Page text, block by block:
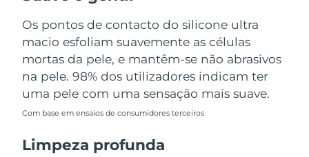
Os pontos de contacto do silicone ultra
macio esfoliam suavemente as células
mortas da pele, e mantêm-se não abrasivos
na pele. 98% dos utilizadores indicam ter
uma pele com uma sensação mais suave.
Com base em ensaios de consumidores terceiros
Limpeza profunda
Filipinas Entrega prevista
Polônia Entrega prevista8/11/26
Portugal
Porto Rico